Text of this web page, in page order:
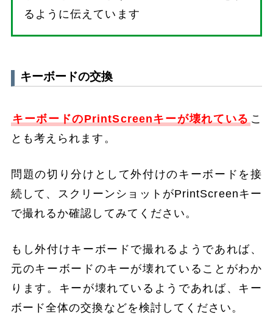
るように伝えています
キーボードの交換
キーボードのPrintScreenキーが壊れている こ
とも考えられます。
問題の切り分けとして外付けのキーボードを接
続して、スクリーンショットがPrintScreenキー
で撮れるか確認してみてください。
もし外付けキーボードで撮れるようであれば、
元のキーボードのキーが壊れていることがわか
ります。キーが壊れているようであれば、キー
ボード全体の交換などを検討してください。